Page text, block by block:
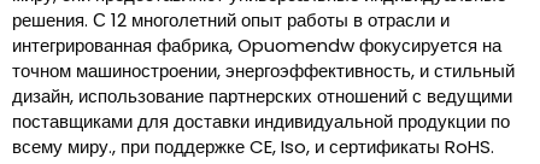
решения. С 12 многолетний опыт работы в отрасли и
интегрированная фабрика, Opuomendw фокусируется на
точном машиностроении, энергоэффективность, и стильный
дизайн, использование партнерских отношений с ведущими
поставщиками для доставки индивидуальной продукции по
всему миру., при поддержке CE, Iso, и сертификаты RoHS.